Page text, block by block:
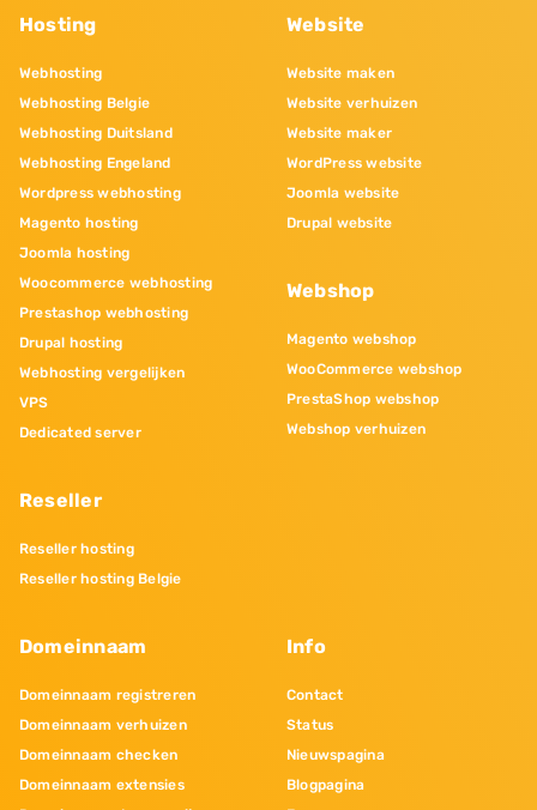
Hosting
Webhosting
Webhosting Belgie
Webhosting Duitsland
Webhosting Engeland
Wordpress webhosting
Magento hosting
Joomla hosting
Woocommerce webhosting
Prestashop webhosting
Drupal hosting
Webhosting vergelijken
VPS
Dedicated server
Reseller
Reseller hosting
Reseller hosting Belgie
Website
Website maken
Website verhuizen
Website maker
WordPress website
Joomla website
Drupal website
Webshop
Magento webshop
WooCommerce webshop
PrestaShop webshop
Webshop verhuizen
Domeinnaam
Domeinnaam registreren
Domeinnaam verhuizen
Domeinnaam checken
Domeinnaam extensies
Info
Contact
Status
Nieuwspagina
Blogpagina